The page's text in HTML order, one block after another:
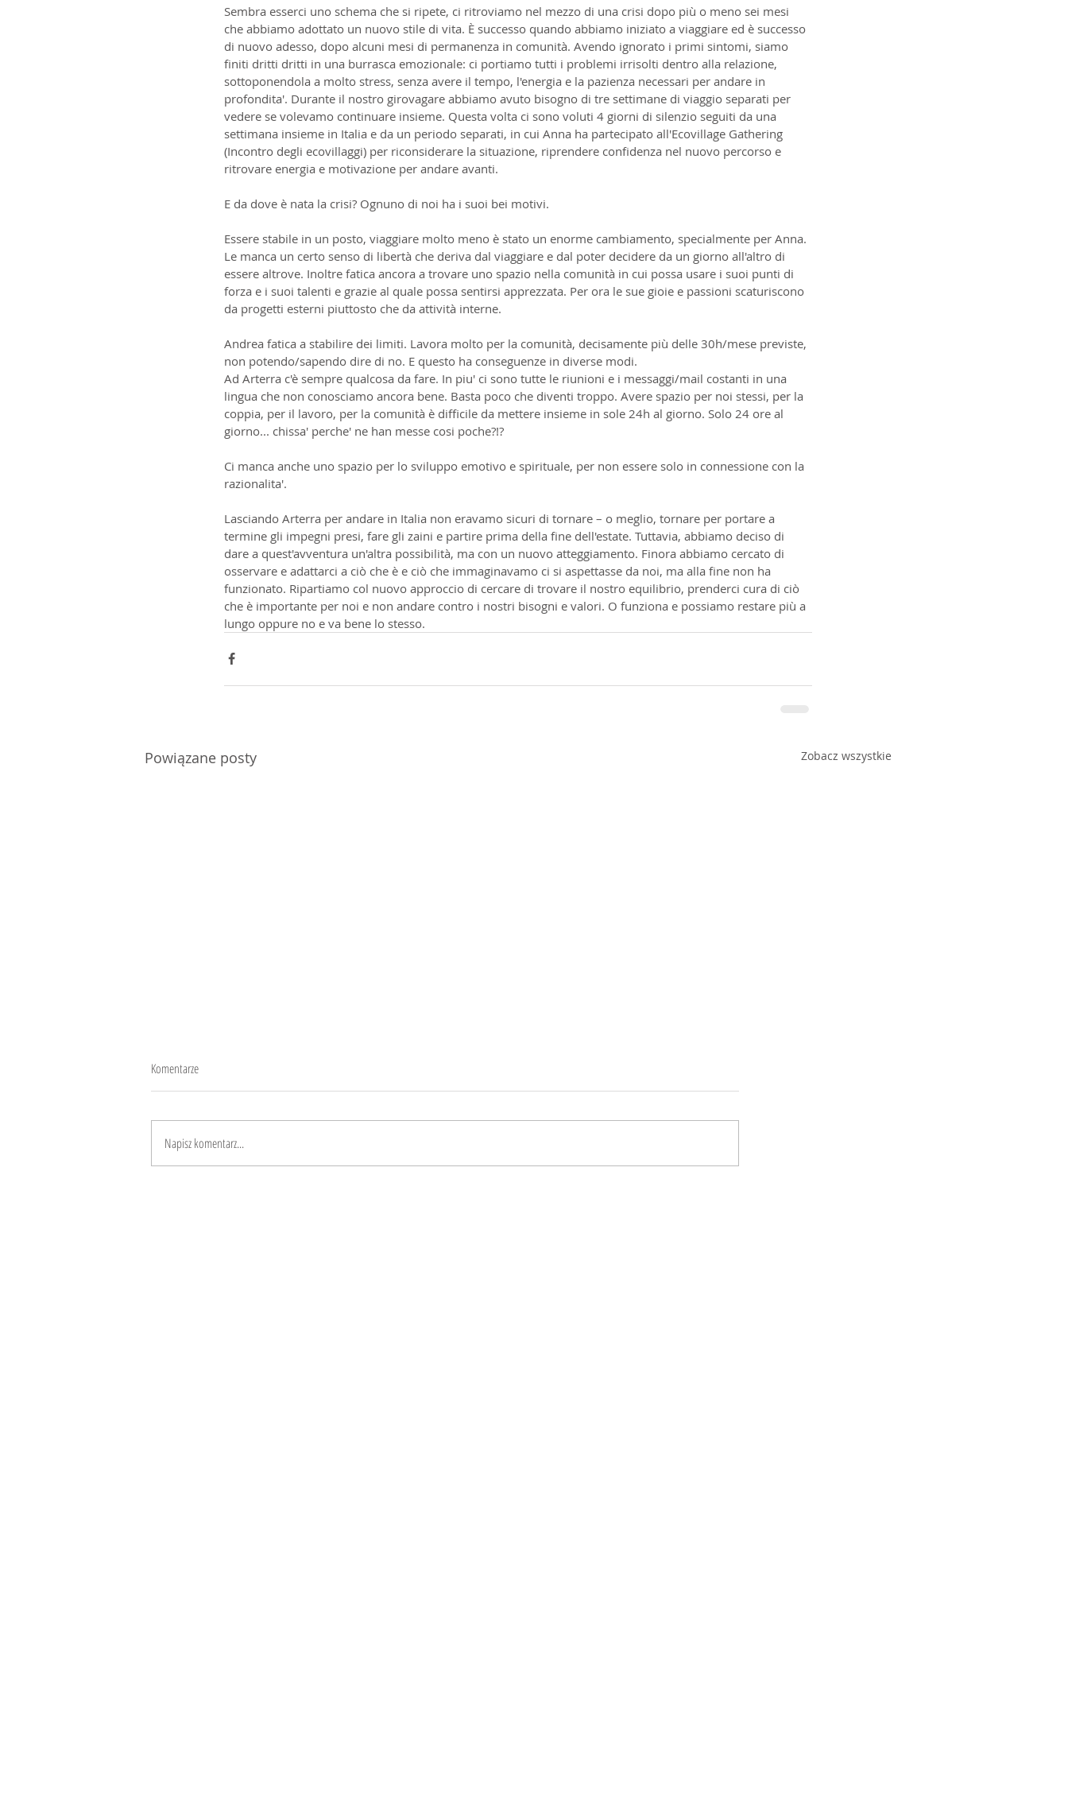
Sembra esserci uno schema che si ripete, ci ritroviamo nel mezzo di una crisi dopo più o meno sei mesi
che abbiamo adottato un nuovo stile di vita. È successo quando abbiamo iniziato a viaggiare ed è successo
di nuovo adesso, dopo alcuni mesi di permanenza in comunità. Avendo ignorato i primi sintomi, siamo
finiti dritti dritti in una burrasca emozionale: ci portiamo tutti i problemi irrisolti dentro alla relazione,
sottoponendola a molto stress, senza avere il tempo, l'energia e la pazienza necessari per andare in
profondita'. Durante il nostro girovagare abbiamo avuto bisogno di tre settimane di viaggio separati per
vedere se volevamo continuare insieme. Questa volta ci sono voluti 4 giorni di silenzio seguiti da una
settimana insieme in Italia e da un periodo separati, in cui Anna ha partecipato all'Ecovillage Gathering
(Incontro degli ecovillaggi) per riconsiderare la situazione, riprendere confidenza nel nuovo percorso e
ritrovare energia e motivazione per andare avanti.
E da dove è nata la crisi? Ognuno di noi ha i suoi bei motivi.
Essere stabile in un posto, viaggiare molto meno è stato un enorme cambiamento, specialmente per Anna.
Le manca un certo senso di libertà che deriva dal viaggiare e dal poter decidere da un giorno all'altro di
essere altrove. Inoltre fatica ancora a trovare uno spazio nella comunità in cui possa usare i suoi punti di
forza e i suoi talenti e grazie al quale possa sentirsi apprezzata. Per ora le sue gioie e passioni scaturiscono
da progetti esterni piuttosto che da attività interne.
Andrea fatica a stabilire dei limiti. Lavora molto per la comunità, decisamente più delle 30h/mese previste,
non potendo/sapendo dire di no. E questo ha conseguenze in diverse modi.
Ad Arterra c'è sempre qualcosa da fare. In piu' ci sono tutte le riunioni e i messaggi/mail costanti in una
lingua che non conosciamo ancora bene. Basta poco che diventi troppo. Avere spazio per noi stessi, per la
coppia, per il lavoro, per la comunità è difficile da mettere insieme in sole 24h al giorno. Solo 24 ore al
giorno... chissa' perche' ne han messe cosi poche?!?
Ci manca anche uno spazio per lo sviluppo emotivo e spirituale, per non essere solo in connessione con la
razionalita'.
Lasciando Arterra per andare in Italia non eravamo sicuri di tornare – o meglio, tornare per portare a
termine gli impegni presi, fare gli zaini e partire prima della fine dell'estate. Tuttavia, abbiamo deciso di
dare a quest'avventura un'altra possibilità, ma con un nuovo atteggiamento. Finora abbiamo cercato di
osservare e adattarci a ciò che è e ciò che immaginavamo ci si aspettasse da noi, ma alla fine non ha
funzionato. Ripartiamo col nuovo approccio di cercare di trovare il nostro equilibrio, prenderci cura di ciò
che è importante per noi e non andare contro i nostri bisogni e valori. O funziona e possiamo restare più a
lungo oppure no e va bene lo stesso.
Powiązane posty Zobacz wszystkie
Komentarze
Napisz komentarz...